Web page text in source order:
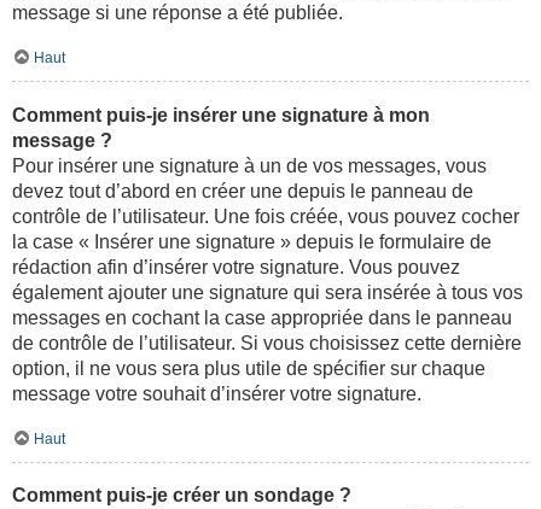
message si une réponse a été publiée.
Haut
Comment puis-je insérer une signature à mon
message ?
Pour insérer une signature à un de vos messages, vous
devez tout d’abord en créer une depuis le panneau de
contrôle de l’utilisateur. Une fois créée, vous pouvez cocher
la case « Insérer une signature » depuis le formulaire de
rédaction afin d’insérer votre signature. Vous pouvez
également ajouter une signature qui sera insérée à tous vos
messages en cochant la case appropriée dans le panneau
de contrôle de l’utilisateur. Si vous choisissez cette dernière
option, il ne vous sera plus utile de spécifier sur chaque
message votre souhait d’insérer votre signature.
Haut
Comment puis-je créer un sondage ?